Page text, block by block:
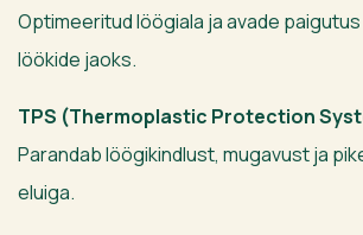
Optimeeritud löögiala ja avade
löökide jaoks.
TPS (Thermoplastic Protection
Parandab löögikindlust, mugavust ja
eluiga.